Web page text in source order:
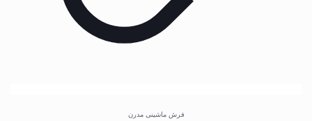
فرش ماشینی مدرن